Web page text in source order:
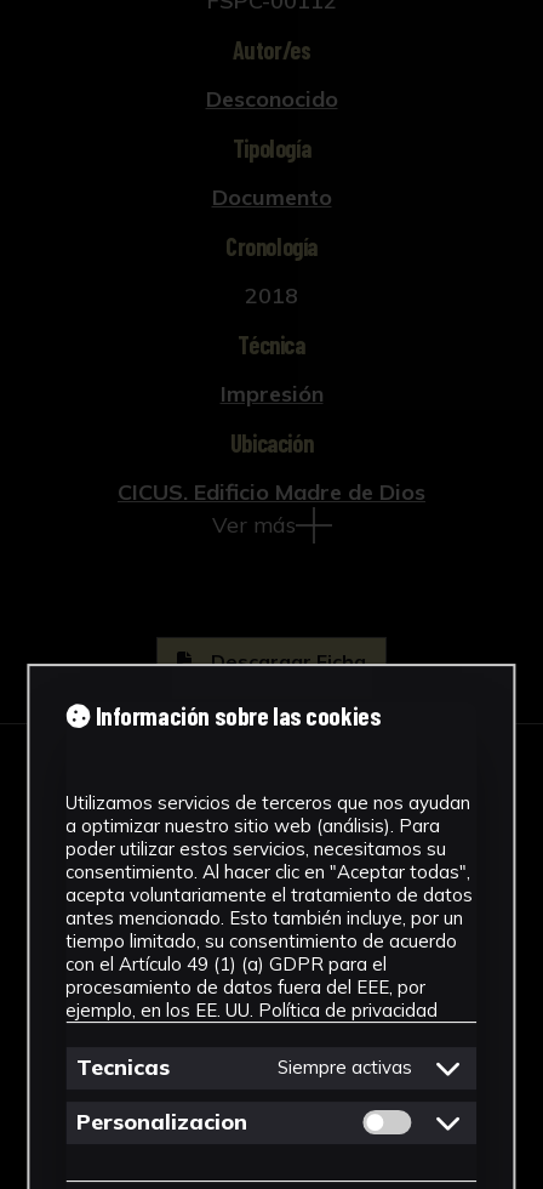
Autor/es
Desconocido
Tipología
Documento
Cronología
2018
Técnica
Impresión
Ubicación
CICUS. Edificio Madre de Dios
Ver más
Descargar Ficha
IMÁGENES
Información sobre las cookies
Utilizamos servicios de terceros que nos ayudan
a optimizar nuestro sitio web (análisis). Para
poder utilizar estos servicios, necesitamos su
consentimiento. Al hacer clic en "Aceptar todas",
acepta voluntariamente el tratamiento de datos
antes mencionado. Esto también incluye, por un
tiempo limitado, su consentimiento de acuerdo
con el Artículo 49 (1) (a) GDPR para el
procesamiento de datos fuera del EEE, por
ejemplo, en los EE. UU. Política de privacidad
Tecnicas Siempre activas
Personalizacion Permitir cookies